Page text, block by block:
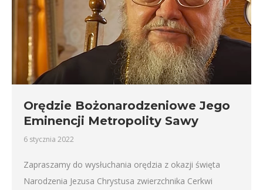
Orędzie Bożonarodzeniowe Jego
Eminencji Metropolity Sawy
6 stycznia 2022
Zapraszamy do wysłuchania orędzia z okazji święta
Narodzenia Jezusa Chrystusa zwierzchnika Cerkwi